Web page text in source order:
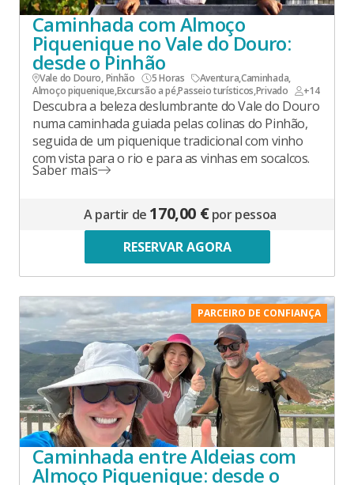
Caminhada com Almoço
Piquenique no Vale do Douro:
desde o Pinhão
Vale do Douro, Pinhão 5 Horas Aventura,Caminhada,
Almoço piquenique,Excursão a pé,Passeio turísticos,Privado +14
Descubra a beleza deslumbrante do Vale do Douro
numa caminhada guiada pelas colinas do Pinhão,
seguida de um piquenique tradicional com vinho
com vista para o rio e para as vinhas em socalcos.
Saber mais
A partir de 170,00 € por pessoa
RESERVAR AGORA
PARCEIRO DE CONFIANÇA
Caminhada entre Aldeias com
Almoço Piquenique: desde o